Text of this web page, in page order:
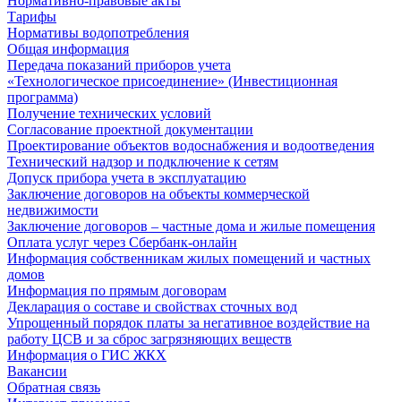
Тарифы
Нормативы водопотребления
Общая информация
Передача показаний приборов учета
«Технологическое присоединение» (Инвестиционная
программа)
Получение технических условий
Согласование проектной документации
Проектирование объектов водоснабжения и водоотведения
Технический надзор и подключение к сетям
Допуск прибора учета в эксплуатацию
Заключение договоров на объекты коммерческой
недвижимости
Заключение договоров – частные дома и жилые помещения
Оплата услуг через Сбербанк-онлайн
Информация собственникам жилых помещений и частных
домов
Информация по прямым договорам
Декларация о составе и свойствах сточных вод
Упрощенный порядок платы за негативное воздействие на
работу ЦСВ и за сброс загрязняющих веществ
Информация о ГИС ЖКХ
Вакансии
Обратная связь